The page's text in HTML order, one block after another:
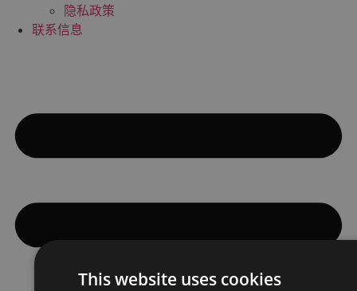
隐私政策
联系信息
This website uses cookies